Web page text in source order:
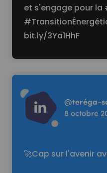
et s'engage pour la
bit.ly/3Ya1HhF
Read more
@teréga-
8 octobre
🚀Cap sur l'avenir